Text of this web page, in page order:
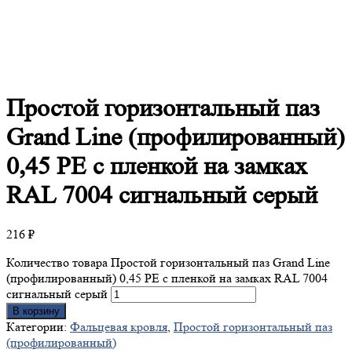
Простойгоризонтальный паз
Grand Line (профилированный)
0,45 PE с пленкой на замках
RAL 7004 сигнальный серый
216 ₽
Количество товара Простой горизонтальный паз Grand Line
(профилированный) 0,45 PE с пленкой на замках RAL 7004
сигнальный серый
В корзину
Категории: Фальцевая кровля, Простой горизонтальный паз
(профилированный)